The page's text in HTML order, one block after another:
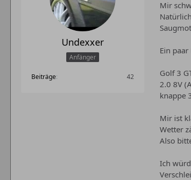
Undexxer
Anfänger
Beiträge 42
Mir
Ein
Golf 3
2.0 8V
knappe
Mir ist
Wetter
Also
Ich